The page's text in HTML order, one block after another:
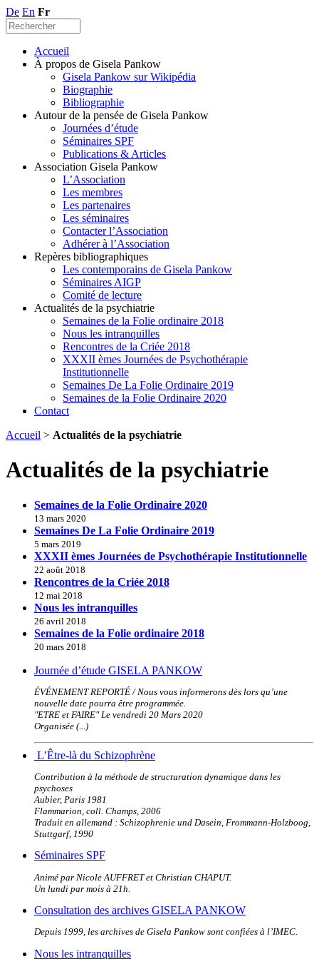
De En Fr
Accueil
À propos de Gisela Pankow
Gisela Pankow sur Wikipédia
Biographie
Bibliographie
Autour de la pensée de Gisela Pankow
Journées d’étude
Séminaires SPF
Publications & Articles
Association Gisela Pankow
L’Association
Les membres
Les partenaires
Les séminaires
Contacter l’Association
Adhérer à l’Association
Repères bibliographiques
Les contemporains de Gisela Pankow
Séminaires AIGP
Comité de lecture
Actualités de la psychiatrie
Semaines de la Folie ordinaire 2018
Nous les intranquilles
Rencontres de la Criée 2018
XXXII èmes Journées de Psychothérapie
Institutionnelle
Semaines De La Folie Ordinaire 2019
Semaines de la Folie Ordinaire 2020
Contact
Accueil > Actualités de la psychiatrie
Actualités de la psychiatrie
Semaines de la Folie Ordinaire 2020
13 mars 2020
Semaines De La Folie Ordinaire 2019
5 mars 2019
XXXII èmes Journées de Psychothérapie Institutionnelle
22 août 2018
Rencontres de la Criée 2018
12 mai 2018
Nous les intranquilles
26 avril 2018
Semaines de la Folie ordinaire 2018
20 mars 2018
Journée d’étude GISELA PANKOW
ÉVÉNEMENT REPORTÉ / Nous vous informerons dès lors qu’une
nouvelle date pourra être programmée.
"ETRE et FAIRE" Le vendredi 20 Mars 2020
Organisée (...)
L’Être-là du Schizophrène
Contribution à la méthode de structuration dynamique dans les
psychoses
Aubier, Paris 1981
Flammarion, coll. Champs, 2006
Traduit en allemand : Schizophrenie und Dasein, Frommann-Holzboog,
Stuttgarf, 1990
Séminaires SPF
Animé par Nicole AUFFRET et Christian CHAPUT.
Un lundi par mois à 21h.
Consultation des archives GISELA PANKOW
Depuis 1999, les archives de Gisela Pankow sont confiées à l’IMEC.
Nous les intranquilles